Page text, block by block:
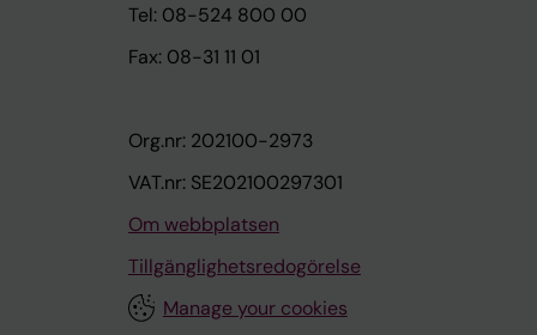
Tel: 08-524 800 00
Fax: 08-31 11 01
Org.nr: 202100-2973
VAT.nr: SE202100297301
Om webbplatsen
Tillgänglighetsredogörelse
Manage your cookies